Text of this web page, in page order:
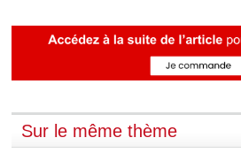
Sur le même thème